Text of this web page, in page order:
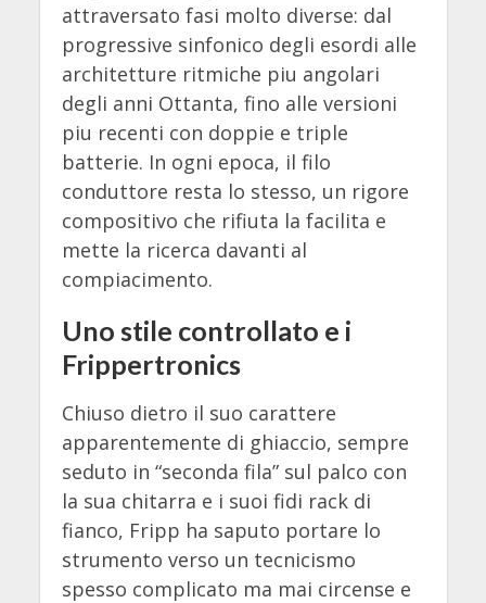
attraversato fasi molto diverse: dal
progressive sinfonico degli esordi alle
architetture ritmiche piu angolari
degli anni Ottanta, fino alle versioni
piu recenti con doppie e triple
batterie. In ogni epoca, il filo
conduttore resta lo stesso, un rigore
compositivo che rifiuta la facilita e
mette la ricerca davanti al
compiacimento.
Uno stile controllato e i
Frippertronics
Chiuso dietro il suo carattere
apparentemente di ghiaccio, sempre
seduto in “seconda fila” sul palco con
la sua chitarra e i suoi fidi rack di
fianco, Fripp ha saputo portare lo
strumento verso un tecnicismo
spesso complicato ma mai circense e